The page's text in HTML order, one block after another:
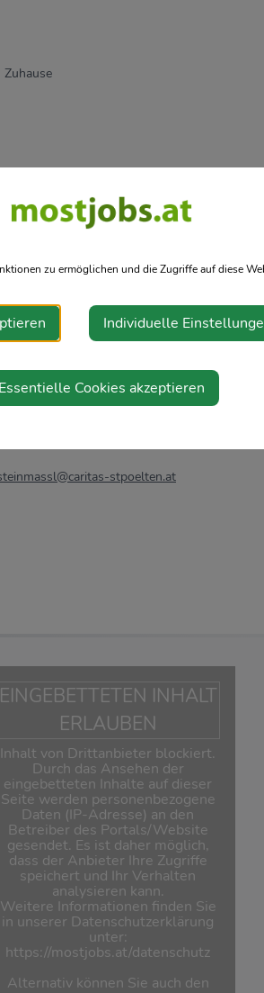
Va, € 3.136,70 (bei 37
und Zulagen entsprechend
stpoelten.at
EINGEBETTETEN INHALT
ERLAUBEN
Inhalt von Drittanbieter blockiert.
Durch das Ansehen der
eingebetteten Inhalte auf dieser
Seite werden personenbezogene
Daten (IP-Adresse) an den
Betreiber des Portals/Website
gesendet. Es ist daher möglich,
dass der Anbieter Ihre Zugriffe
speichert und Ihr Verhalten
analysieren kann.
Weitere Informationen finden Sie
in unserer Datenschutzerklärung
unter:
https://mostjobs.at/datenschutz
Alternativ können Sie auch den
zu ermöglichen und die Zugriffe auf diese
Individuelle
Essentielle Cookies akzeptieren